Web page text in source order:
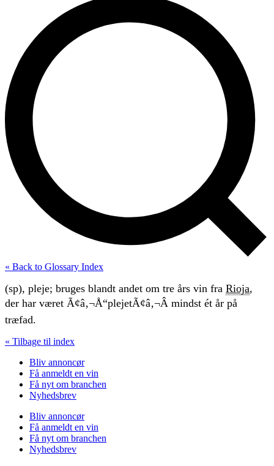
« Back to Glossary Index
(sp), pleje; bruges blandt andet om tre års vin fra Rioja,
der har været Ã¢â‚¬Å“plejetÃ¢â‚¬Â mindst ét år på
træfad.
« Tilbage til index
Bliv annoncør
Få anmeldt en vin
Få nyt om branchen
Nyhedsbrev
Bliv annoncør
Få anmeldt en vin
Få nyt om branchen
Nyhedsbrev